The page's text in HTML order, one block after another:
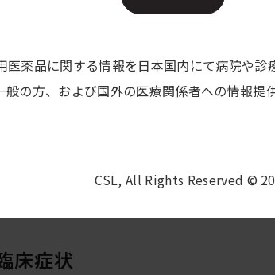
床症状
床症状
医薬品に関する情報を日本国内にて病院や
般の方、および国外の医療関係者への情報
CSL, All Rights Reserved ©